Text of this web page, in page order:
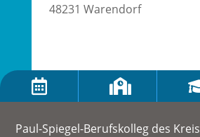
48231 Warendorf
 
Paul-Spiegel-Berufskolleg des